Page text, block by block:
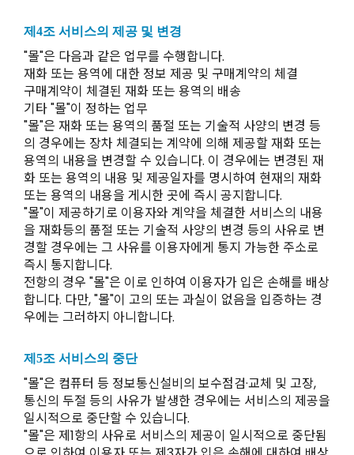
제4조 서비스의 제공 및 변경
"몰"은 다음과 같은 업무를 수행합니다.
재화 또는 용역에 대한 정보 제공 및 구매계약의 체결
구매계약이 체결된 재화 또는 용역의 배송
기타 "몰"이 정하는 업무
"몰"은 재화 또는 용역의 품절 또는 기술적 사양의 변경 등
의 경우에는 장차 체결되는 계약에 의해 제공할 재화 또는
용역의 내용을 변경할 수 있습니다. 이 경우에는 변경된 재
화 또는 용역의 내용 및 제공일자를 명시하여 현재의 재화
또는 용역의 내용을 게시한 곳에 즉시 공지합니다.
"몰"이 제공하기로 이용자와 계약을 체결한 서비스의 내용
을 재화등의 품절 또는 기술적 사양의 변경 등의 사유로 변
경할 경우에는 그 사유를 이용자에게 통지 가능한 주소로
즉시 통지합니다.
전항의 경우 "몰"은 이로 인하여 이용자가 입은 손해를 배상
합니다. 다만, "몰"이 고의 또는 과실이 없음을 입증하는 경
우에는 그러하지 아니합니다.
제5조 서비스의 중단
"몰"은 컴퓨터 등 정보통신설비의 보수점검·교체 및 고장,
통신의 두절 등의 사유가 발생한 경우에는 서비스의 제공을
일시적으로 중단할 수 있습니다.
"몰"은 제1항의 사유로 서비스의 제공이 일시적으로 중단됨